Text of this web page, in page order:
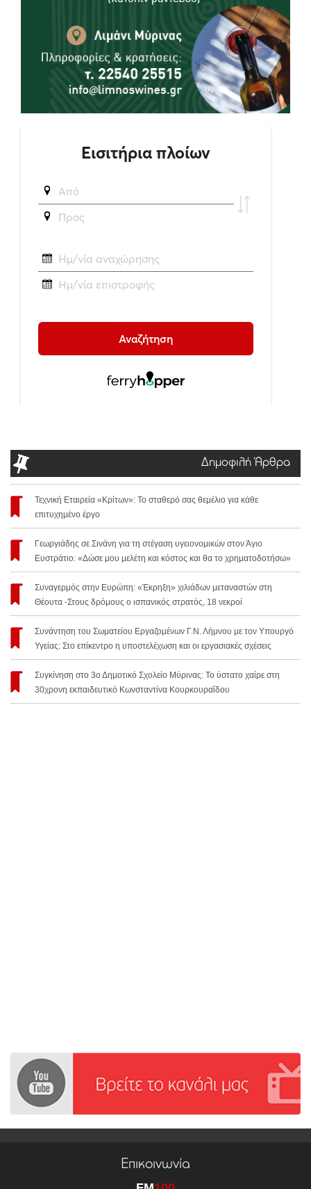
Δημοφιλή Άρθρα
Τεχνική Εταιρεία «Κρίτων»: Το σταθερό σας θεμέλιο για κάθε
επιτυχημένο έργο
Γεωργιάδης σε Σινάνη για τη στέγαση υγειονομικών στον Άγιο
Ευστράτιο: «Δώσε μου μελέτη και κόστος και θα το χρηματοδοτήσω»
Συναγερμός στην Ευρώπη: «Έκρηξη» χιλιάδων μεταναστών στη
Θέουτα -Στους δρόμους ο ισπανικός στρατός, 18 νεκροί
Συνάντηση του Σωματείου Εργαζομένων Γ.Ν. Λήμνου με τον Υπουργό
Υγείας: Στο επίκεντρο η υποστελέχωση και οι εργασιακές σχέσεις
Συγκίνηση στο 3ο Δημοτικό Σχολείο Μύρινας: Το ύστατο χαίρε στη
30χρονη εκπαιδευτικό Κωνσταντίνα Κουρκουραΐδου
Επικοινωνία